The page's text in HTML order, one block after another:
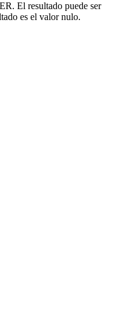
El resultado puede ser
es el valor nulo.